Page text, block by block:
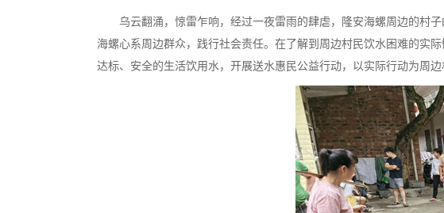
乌云翻涌，惊雷乍响，经过一夜雷雨的肆虐，隆安海螺周边的村
海螺心系周边群众，践行社会责任。在了解到周边村民饮水困难的实
达标、安全的生活饮用水，开展送水惠民公益行动，以实际行动为周边